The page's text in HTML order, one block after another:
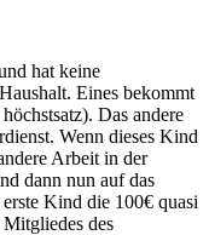
hat keine
Eines bekommt
Das andere
Wenn dieses Kind
Arbeit in der
dann nun auf das
Kind die 100€ quasi
des